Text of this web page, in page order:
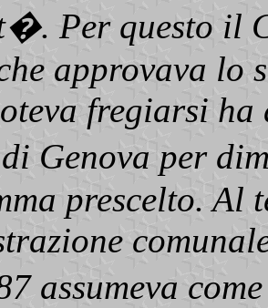
Per questo il
approvava lo
fregiarsi
Genova per
prescelto. Al
assumeva